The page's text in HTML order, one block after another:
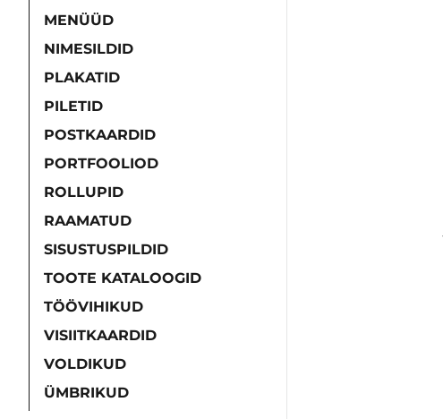
MENÜÜD
NIMESILDID
PLAKATID
PILETID
POSTKAARDID
PORTFOOLIOD
ROLLUPID
RAAMATUD
SISUSTUSPILDID
TOOTE KATALOOGID
TÖÖVIHIKUD
VISIITKAARDID
VOLDIKUD
ÜMBRIKUD